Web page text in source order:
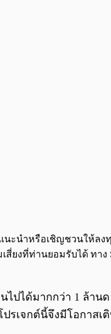
ะนำหรือเชิญชวนให้ลง
ยงที่ท่านยอมรับได้ ทาง
ไปได้มากกว่า 1 ล้าน
รเจกต์นี้จึงมีโอกาสเ